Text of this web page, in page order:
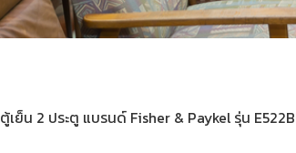
ตู้เย็น 2 ประตู แบรนด์ Fisher & Paykel รุ่น